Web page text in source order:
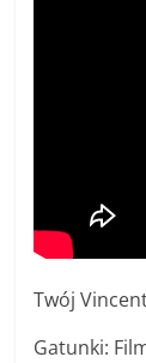
Twój
Gatunki: